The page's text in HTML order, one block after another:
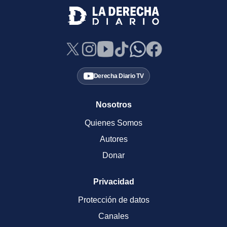
Derecha Diario TV
Nosotros
Quienes Somos
Autores
Donar
Privacidad
Protección de datos
Canales